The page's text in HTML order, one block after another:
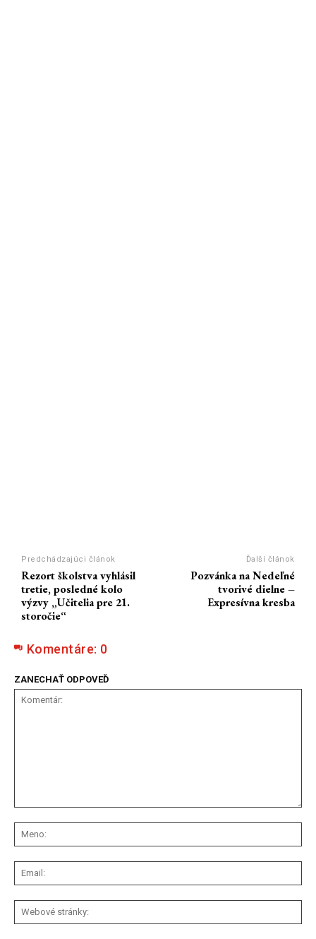
Predchádzajúci článok
Rezort školstva vyhlásil
tretie, posledné kolo
výzvy „Učitelia pre 21.
storočie“
Ďalší článok
Pozvánka na Nedeľné
tvorivé dielne –
Expresívna kresba
Komentáre: 0
ZANECHAŤ ODPOVEĎ